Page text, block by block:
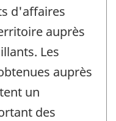
d'affaires
auprès
Les
auprès
un
des